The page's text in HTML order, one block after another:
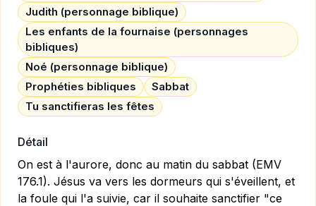
Judith (personnage biblique)
Les enfants de la fournaise (personnages
bibliques)
Noé (personnage biblique)
Prophéties bibliques
Sabbat
Tu sanctifieras les fêtes
Détail
On est à l'aurore, donc au matin du sabbat (EMV
176.1). Jésus va vers les dormeurs qui s'éveillent, et
la foule qui l'a suivie, car il souhaite sanctifier "ce